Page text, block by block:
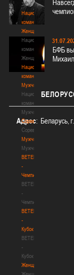
3х3
Национальная
команда.
Женщины
Национальная
команда.
Женщины
Национальная
команда.
Мужчины
Национальная
команда.
Мужчины
Соревнования
Соревнования
Мужчины
Мужчины
BETERA
-
Чемпионат
BETERA
-
Чемпионат
BETERA
-
Кубок
BETERA
-
Кубок
Женщины
Женщины
БФБ
Адрес: Беларусь,